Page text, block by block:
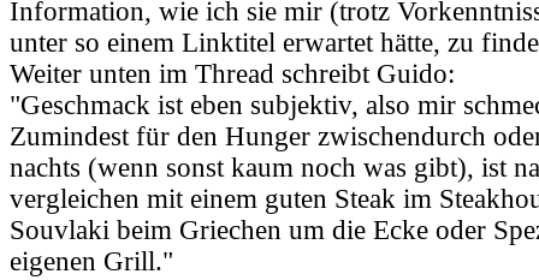
Information, wie ich sie mir (trotz
unter so einem Linktitel erwartet hätte, zu
Weiter unten im Thread schreibt Guido:
"Geschmack ist eben subjektiv, also mir
Zumindest für den Hunger zwischendurch
nachts (wenn sonst kaum noch was gibt), ist
vergleichen mit einem guten Steak im
Souvlaki beim Griechen um die Ecke oder
eigenen Grill."